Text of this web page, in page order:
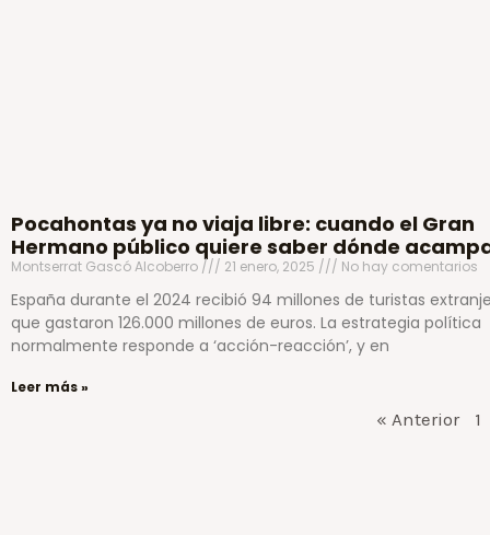
Pocahontas ya no viaja libre: cuando el Gran
Hermano público quiere saber dónde
Montserrat Gascó Alcoberro 21 enero, 2025 No hay comentarios
España durante el 2024 recibió 94 millones de turistas
que gastaron 126.000 millones de euros. La estrategia política
normalmente responde a ‘acción-reacción’, y en
Leer más »
« Anterior 1